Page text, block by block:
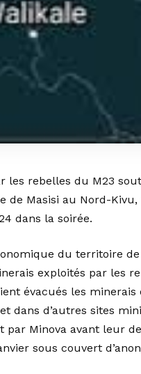
les rebelles du M23
de Masisi au Nord-
dans la soirée.
du territoire
exploités par les
évacués les
dans d’autres sites
par Minova avant leur
sous couvert